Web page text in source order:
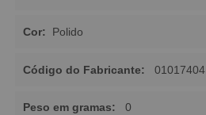
Cor: Polido
Código do Fabricante: 01017404
Peso em gramas: 0